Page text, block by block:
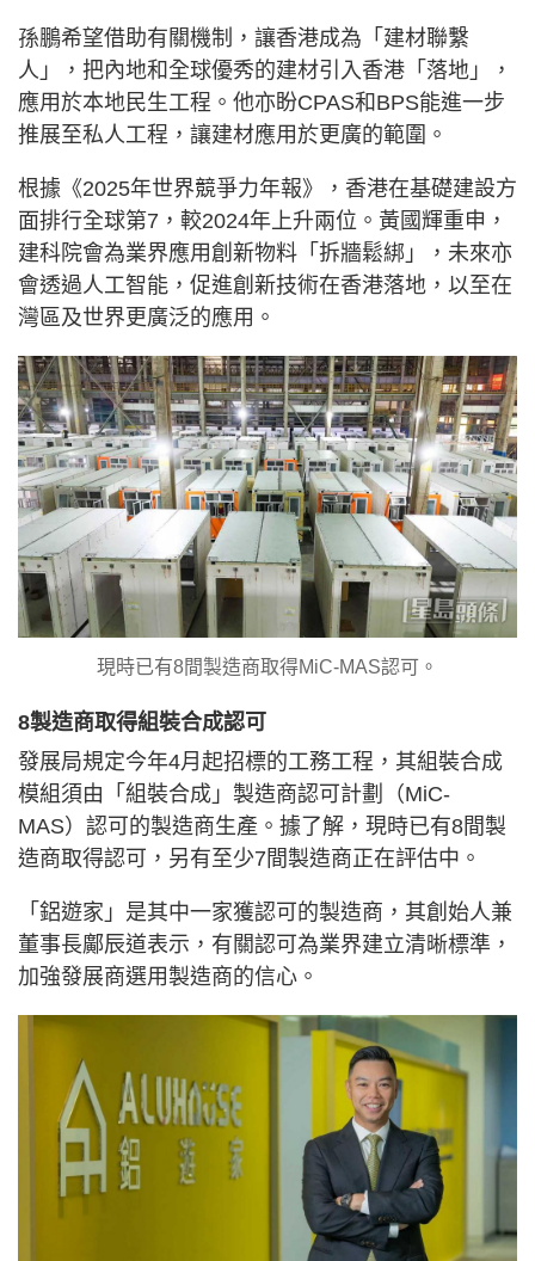
孫鵬希望借助有關機制，讓香港成為「建材聯繫
人」，把內地和全球優秀的建材引入香港「落地」，
應用於本地民生工程。他亦盼CPAS和BPS能進一步
推展至私人工程，讓建材應用於更廣的範圍。
根據《2025年世界競爭力年報》，香港在基礎建設方
面排行全球第7，較2024年上升兩位。黃國輝重申，
建科院會為業界應用創新物料「拆牆鬆綁」，未來亦
會透過人工智能，促進創新技術在香港落地，以至在
灣區及世界更廣泛的應用。
現時已有8間製造商取得MiC-MAS認可。
8製造商取得組裝合成認可
發展局規定今年4月起招標的工務工程，其組裝合成
模組須由「組裝合成」製造商認可計劃（MiC-
MAS）認可的製造商生產。據了解，現時已有8間製
造商取得認可，另有至少7間製造商正在評估中。
「鋁遊家」是其中一家獲認可的製造商，其創始人兼
董事長鄺辰道表示，有關認可為業界建立清晰標準，
加強發展商選用製造商的信心。